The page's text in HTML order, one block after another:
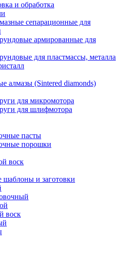
и обработка
сепарационные для
армированные для
для пластмассы, металла
алмазы (Sintered diamonds)
для микромотора
для шлифмотора
пасты
порошки
воск
шаблоны и заготовки
воск